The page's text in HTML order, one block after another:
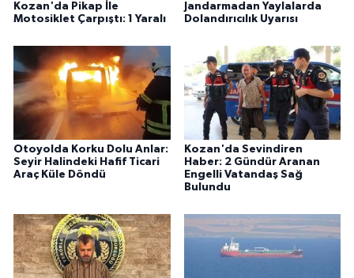
Kozan'da Pikap İle
Motosiklet Çarpıştı: 1 Yaralı
Jandarmadan Yaylalarda
Dolandırıcılık Uyarısı
Otoyolda Korku Dolu Anlar:
Seyir Halindeki Hafif Ticari
Araç Küle Döndü
Kozan'da Sevindiren
Haber: 2 Gündür Aranan
Engelli Vatandaş Sağ
Bulundu